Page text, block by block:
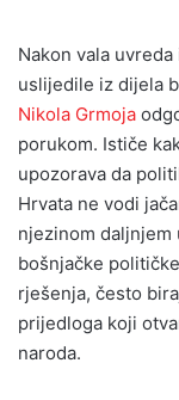
Nakon vala
uslijedile iz dijela
Nikola Grmoja
porukom. Ističe
upozorava da
Hrvata ne vodi
njezinom daljnjem
bošnjačke
rješenja, često
prijedloga koji
naroda.